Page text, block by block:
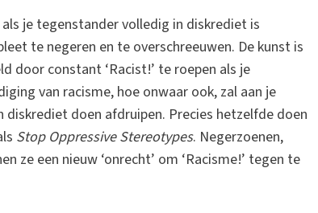
je tegenstander volledig in diskrediet is
te negeren en te overschreeuwen. De kunst is
door constant ‘Racist!’ te roepen als je
van racisme, hoe onwaar ook, zal aan je
doen afdruipen. Precies hetzelfde doen
Stop Oppressive Stereotypes. Negerzoenen,
ze een nieuw ‘onrecht’ om ‘Racisme!’ tegen te